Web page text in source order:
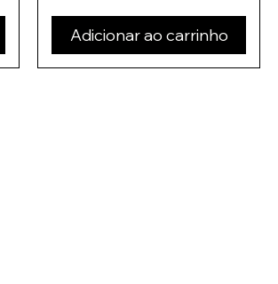
Adicionar ao carrinho